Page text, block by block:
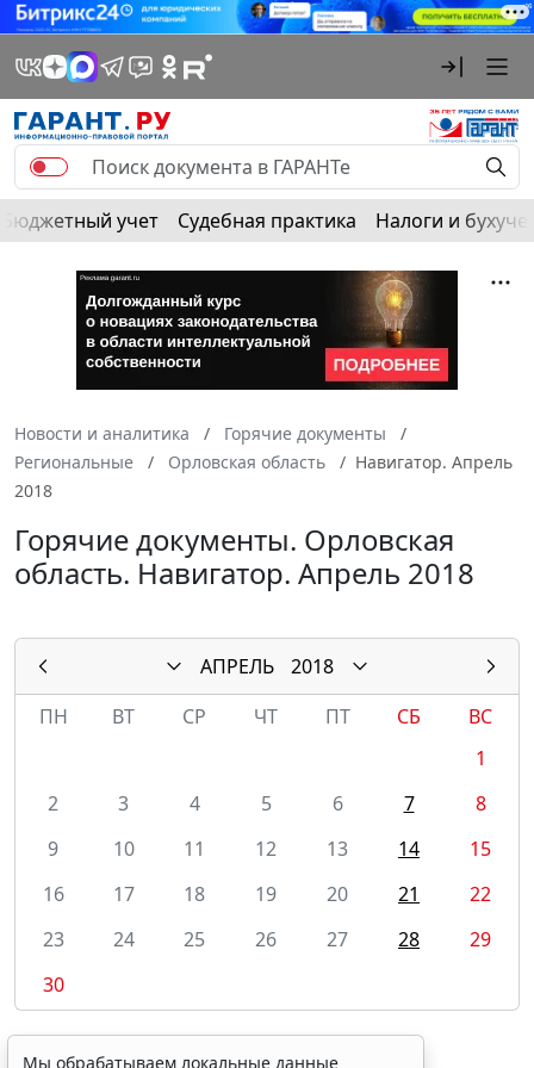
Бюджетный учет Судебная практика Налоги и
Новости и аналитика
Горячие документы
Региональные
Орловская область
Навигатор. Апрель
2018
Горячие документы. Орловская
область. Навигатор. Апрель 2018
АПРЕЛЬ
2018
ПН
ВТ СР ЧТ ПТ СБ
ВС
1
2
3 4 5 6 7
8
9
10 11 12 13 14
15
16
17 18 19 20 21
22
23
24 25 26 27 28
29
30
Мы обрабатываем локальные данные